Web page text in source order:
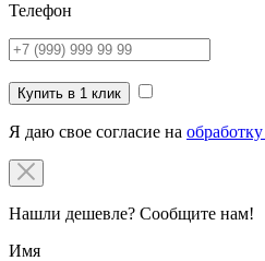
Телефон
Купить в 1 клик
Я даю свое согласие на
Нашли дешевле? Сообщите нам!
Имя